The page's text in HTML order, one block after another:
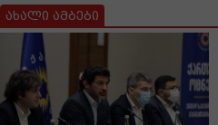
ახალი ამბები